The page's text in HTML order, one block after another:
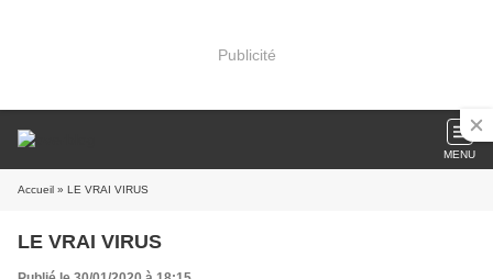
Publicité
MENU
Accueil » LE VRAI VIRUS
LE VRAI VIRUS